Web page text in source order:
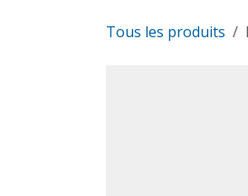
Tous les produits